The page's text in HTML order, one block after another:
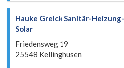
Hauke Grelck Sanitär-Heizung-
Solar
Friedensweg 19
25548 Kellinghusen